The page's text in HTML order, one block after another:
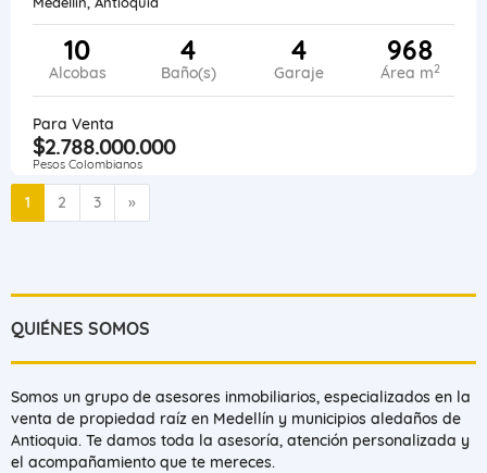
10
Alcobas
4
Baño(s)
4
Garaje
968
Área m2
Para Venta
$2.788.000.000
Pesos Colombianos
1 2 3 »
QUIÉNES SOMOS
Somos un grupo de asesores inmobiliarios, especializados en la
venta de propiedad raíz en Medellín y municipios aledaños de
Antioquia. Te damos toda la asesoría, atención personalizada y
el acompañamiento que te mereces.